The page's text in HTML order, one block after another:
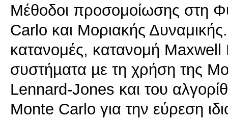
Μέθοδοι προσομοίωσης στη
Carlo και Μοριακής
κατανομές, κατανομή
συστήµατα µε τη χρήση της
Lennard-Jones και του
Monte Carlo για την εύρεση